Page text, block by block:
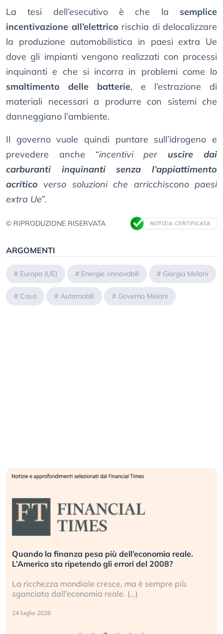
La tesi dell’esecutivo è che la semplice
incentivazione all’elettrico rischia di delocalizzare
la produzione automobilistica in paesi extra Ue
dove gli impianti vengono realizzati con processi
inquinanti e che si incorra in problemi come lo
smaltimento delle batterie, e l’estrazione di
materiali necessari a produrre con sistemi che
danneggiano l’ambiente.
Il governo vuole quindi puntare sull’idrogeno e
prevedere anche “incentivi per uscire dai
carburanti inquinanti senza l’appiattimento
acritico verso soluzioni che arricchiscono paesi
extra Ue”.
© RIPRODUZIONE RISERVATA
ARGOMENTI
# Europa (UE) # Energie rinnovabili # Giorgia Meloni
# Casa # Automobili # Governo Meloni
Quando la finanza pesa più dell’economia reale.
L’America sta ripetendo gli errori del 2008?
La ricchezza mondiale cresce, ma è sempre più
sganciata dall’economia reale. (…)
24 luglio 2026